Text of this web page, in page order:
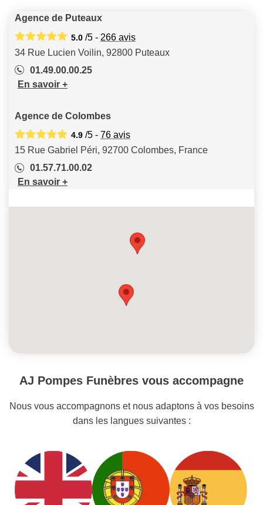
Agence de Puteaux
5.0 /5 - 266 avis
34 Rue Lucien Voilin, 92800 Puteaux
01.49.00.00.25
En savoir +
Agence de Colombes
4.9 /5 - 76 avis
15 Rue Gabriel Péri, 92700 Colombes, France
01.57.71.00.02
En savoir +
AJ Pompes Funèbres vous accompagne
Nous vous accompagnons et nous adaptons à vos besoins
dans les langues suivantes :